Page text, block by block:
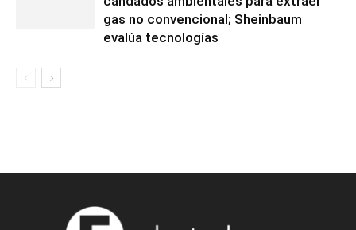
gas no convencional; Sheinbaum
evalúa tecnologías